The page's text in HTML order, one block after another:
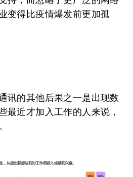
变得比疫情爆发前更加孤
讯的其他后果之一是出现数
最近才加入工作的人来说，